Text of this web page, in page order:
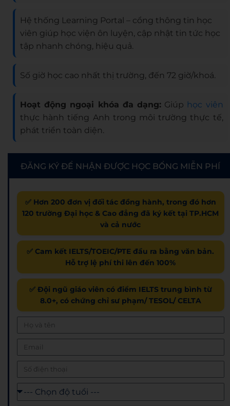
Hệ thống Learning Portal – cổng thông tin học
viên giúp học viện ôn luyện, cập nhật tin tức học
tập nhanh chóng, hiệu quả.
Số giờ học cao nhất thị trường, đến 72 giờ/khoá.
Hoạt động ngoại khóa đa dạng: Giúp học viên
thực hành tiếng Anh trong môi trường thực tế,
phát triển toàn diện.
ĐĂNG KÝ ĐỂ NHẬN ĐƯỢC HỌC BỔNG MIỄN PHÍ
✅ Hơn 200 đơn vị đối tác đồng hành, trong đó hơn
120 trường Đại học & Cao đẳng đã ký kết tại TP.HCM
và cả nước
✅ Cam kết IELTS/TOEIC/PTE đầu ra bằng văn bản.
Hỗ trợ lệ phí thi lên đến 100%
✅ Đội ngũ giáo viên có điểm IELTS trung bình từ
8.0+, có chứng chỉ sư phạm/ TESOL/ CELTA